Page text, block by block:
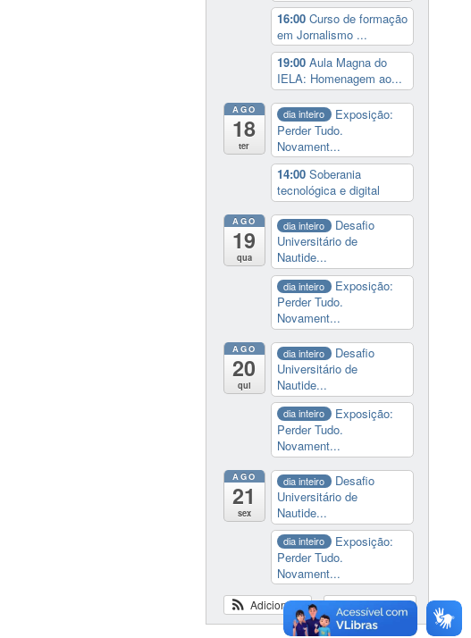
16:00 Curso de formação
em Jornalismo ...
19:00 Aula Magna do
IELA: Homenagem ao...
AGO
18
ter
dia inteiro
Exposição:
Perder Tudo.
Novament...
14:00 Soberania
tecnológica e digital
AGO
19
qua
dia inteiro
Desafio
Universitário de
Nautide...
dia inteiro
Exposição:
Perder Tudo.
Novament...
AGO
20
qui
dia inteiro
Desafio
Universitário de
Nautide...
dia inteiro
Exposição:
Perder Tudo.
Novament...
AGO
21
sex
dia inteiro
Desafio
Universitário de
Nautide...
dia inteiro
Exposição:
Perder Tudo.
Novament...
Ver calendário
Adicionar